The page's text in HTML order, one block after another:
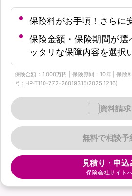
保険料がお手頃！さらに
保険金額・保険期間が
ッタリな保障内容を選択
保険金額：1,000万円 | 保険期間：10年 | 保険
号：HP-T110-772-26019315(2025.12.16)
無料で相談予
資料請求
見積り・申込
保険会社サイト